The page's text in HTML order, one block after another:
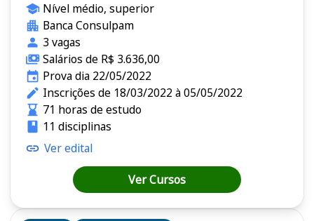
Nível médio, superior
Banca Consulpam
3 vagas
Salários de R$ 3.636,00
Prova dia 22/05/2022
Inscrições de 18/03/2022 à 05/05/2022
71 horas de estudo
11 disciplinas
Ver edital
Ver Cursos